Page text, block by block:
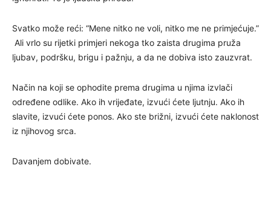
Svatko može reći: “Mene nitko ne voli, nitko me ne primjećuje.”
Ali vrlo su rijetki primjeri nekoga tko zaista drugima pruža
ljubav, podršku, brigu i pažnju, a da ne dobiva isto zauzvrat.
Način na koji se ophodite prema drugima u njima izvlači
određene odlike. Ako ih vrijeđate, izvući ćete ljutnju. Ako ih
slavite, izvući ćete ponos. Ako ste brižni, izvući ćete naklonost
iz njihovog srca.
Davanjem dobivate.